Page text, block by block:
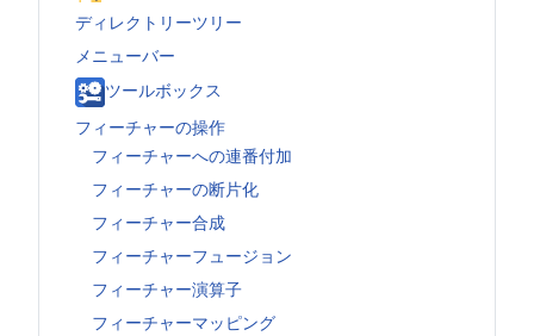
ディレクトリーツリー
メニューバー
ツールボックス
フィーチャーの操作
フィーチャーへの連番付加
フィーチャーの断片化
フィーチャー合成
フィーチャーフュージョン
フィーチャー演算子
フィーチャーマッピング